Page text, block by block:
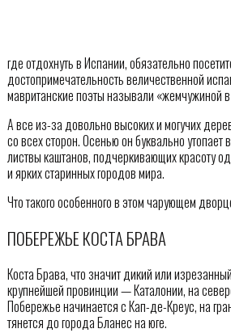
где отдохнуть в Испании, обязательно
достопримечательность величественной
мавританские поэты называли «жемчужиной
А все из-за довольно высоких и могучих
со всех сторон. Осенью он буквально утопает
листвы каштанов, подчеркивающих красоту
и ярких старинных городов мира.
Что такого особенного в этом чарующем
ПОБЕРЕЖЬЕ КОСТА БРАВА
Коста Брава, что значит дикий или
крупнейшей провинции — Каталонии, на
Побережье начинается с Кап-де-Креус, на
тянется до города Бланес на юге.